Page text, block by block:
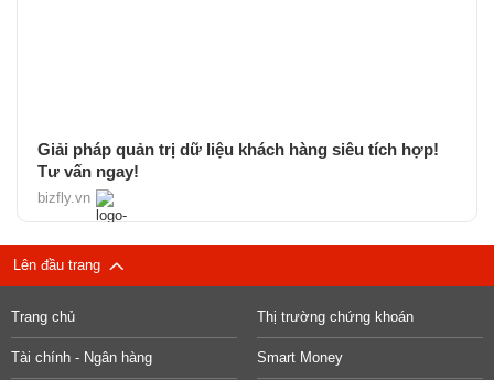
Giải pháp quản trị dữ liệu khách hàng siêu tích hợp!
Tư vấn ngay!
bizfly.vn
Lên đầu trang
Trang chủ Thị trường chứng khoán
Tài chính - Ngân hàng Smart Money